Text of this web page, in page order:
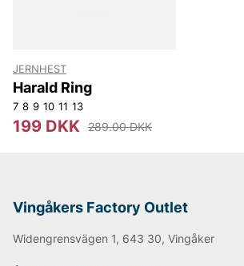
JERNHEST
Harald Ring
7 8 9 10 11 13
199 DKK 289.00 DKK
Vingåkers Factory Outlet
Widengrensvägen 1, 643 30, Vingåker